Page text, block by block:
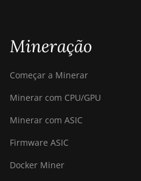
Mineração
Começar a Minerar
Minerar com CPU/GPU
Minerar com ASIC
Firmware ASIC
Docker Miner